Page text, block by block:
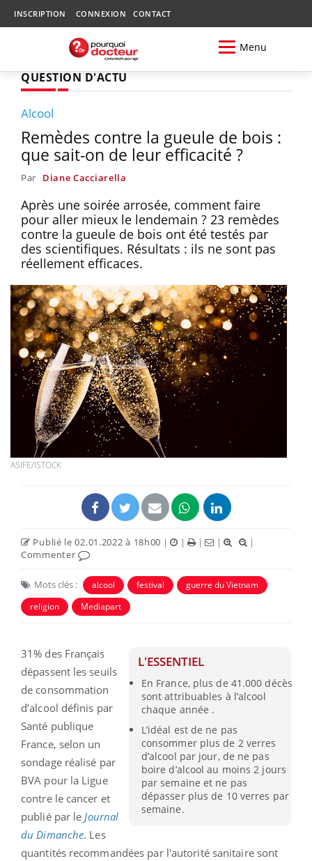
INSCRIPTION CONNEXION CONTACT
Menu
QUESTION D'ACTU
Alcool
Remèdes contre la gueule de bois :
que sait-on de leur efficacité ?
Par Diane Cacciarella
Après une soirée arrosée, comment faire
pour aller mieux le lendemain ? 23 remèdes
contre la gueule de bois ont été testés par
des scientifiques. Résultats : ils ne sont pas
réellement efficaces.
ASIFE/ISTOCK
Publié le 02.01.2022 à 18h00 | | | |
|
Commenter
Mots clés : alcool festival
guerre du Vietnam
religion
Mediapart
L'ESSENTIEL
En France, plus de 41.000 décès
sont attribuables à l’alcool
chaque année .
L’idéal est de ne pas
consommer plus de 2 verres
d’alcool par jour, de ne pas
boire d’alcool au moins 2 jours
par semaine et ne pas
dépasser plus de 10 verres par
semaine.
31% des Français
dépassent les seuils
de consommation
d’alcool définis par
Santé publique
France, selon un
sondage réalisé par
BVA pour la Ligue
contre le cancer et
publié par leJournal
du Dimanche. Les
quantités recommandées par l'autorité sanitaire sont